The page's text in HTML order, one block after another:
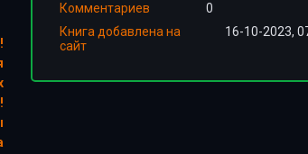
Комментариев
0
Книга добавлена на
сайт